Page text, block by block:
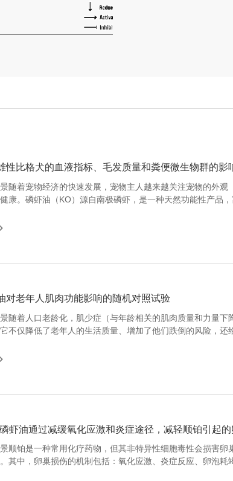
性比格犬的血液指标、毛发质量和粪便微生物群的影
随着宠物经济的快速发展，宠物主人越来越关注宠物的外观
康。磷虾油（KO）源自南极磷虾，是一种天然功能性产品，
以磷脂形式存在。已有研究表明磷虾油具有抗氧化、抗炎、
对老年人肌肉功能影响的随机对照试验
随着人口老龄化，肌少症（与年龄相关的肌肉质量和力量下
不仅降低了老年人的生活质量、增加了他们跌倒的风险，还
参与率低，相对于年轻人其效果有所减弱，需要替代干预手段
虾油通过减缓氧化应激和炎症途径，减轻顺铂引起
顺铂是一种常用化疗药物，但其非特异性细胞毒性会损害卵
其中，卵巢损伤的机制包括：氧化应激、炎症反应、卵泡耗